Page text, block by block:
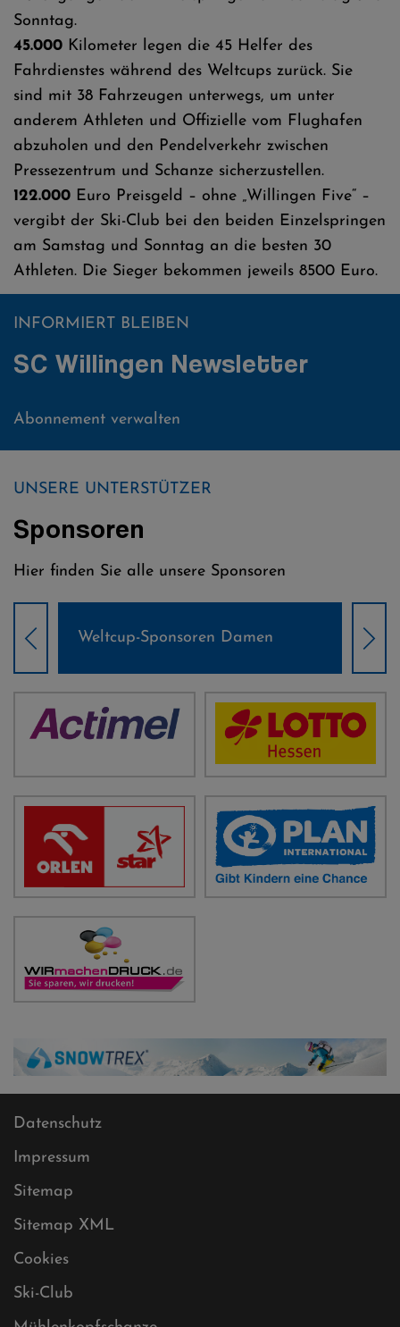
Sonntag.
45.000 Kilometer legen die 45 Helfer des
Fahrdienstes während des Weltcups zurück. Sie
sind mit 38 Fahrzeugen unterwegs, um unter
anderem Athleten und Offizielle vom Flughafen
abzuholen und den Pendelverkehr zwischen
Pressezentrum und Schanze sicherzustellen.
122.000 Euro Preisgeld – ohne „Willingen Five“ –
vergibt der Ski-Club bei den beiden Einzelspringen
am Samstag und Sonntag an die besten 30
Athleten. Die Sieger bekommen jeweils 8500 Euro.
INFORMIERT BLEIBEN
SC Willingen Newsletter
Abonnement verwalten
UNSERE UNTERSTÜTZER
Sponsoren
Hier finden Sie alle unsere Sponsoren
Weltcup-Sponsoren Damen
Datenschutz
Impressum
Sitemap
Sitemap XML
Cookies
Ski-Club